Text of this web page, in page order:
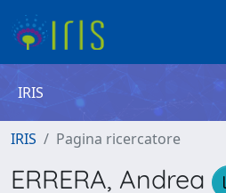
IRIS
IRIS Pagina ricercatore
ERRERA, Andrea